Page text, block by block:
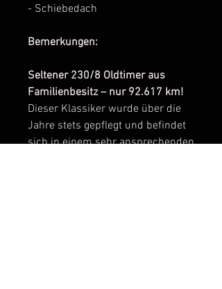
- Schiebedach
Bemerkungen:
Seltener 230/8 Oldtimer aus
Familienbesitz – nur 92.617 km!
Dieser Klassiker wurde über die
Jahre stets gepflegt und befindet
sich in einem sehr ansprechenden